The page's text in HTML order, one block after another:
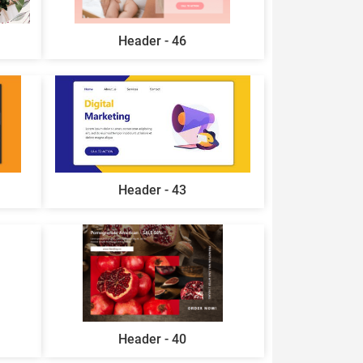
Header - 46
Header - 43
Header - 40